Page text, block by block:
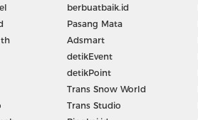
berbuatbaik.id
Pasang Mata
Adsmart
detikEvent
detikPoint
Trans Snow World
Trans Studio